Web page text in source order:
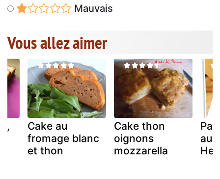
Mauvais
Vous allez aimer
Cake au
fromage blanc
et thon
Cake thon
oignons
mozzarella